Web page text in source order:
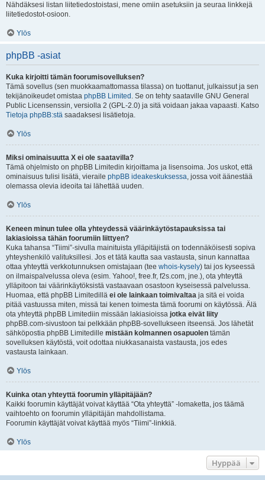
Nähdäksesi listan liitetiedostoistasi, mene omiin asetuksiin ja seuraa linkkejä
liitetiedostot-osioon.
Ylös
phpBB -asiat
Kuka kirjoitti tämän foorumisovelluksen?
Tämä sovellus (sen muokkaamattomassa tilassa) on tuottanut, julkaissut ja sen
tekijänoikeudet omistaa phpBB Limited . Se on tehty saataville GNU General
Public Licensenssin, versiolla 2 (GPL-2.0) ja sitä voidaan jakaa vapaasti. Katso
Tietoja phpBB:stä saadaksesi lisätietoja.
Ylös
Miksi ominaisuutta X ei ole saatavilla?
Tämä ohjelmisto on phpBB Limitedin kirjoittama ja lisensoima. Jos uskot, että
ominaisuus tulisi lisätä, vieraile phpBB ideakeskuksessa, jossa voit äänestää
olemassa olevia ideoita tai lähettää uuden.
Ylös
Keneen minun tulee olla yhteydessä väärinkäytöstapauksissa tai
lakiasioissa tähän foorumiin liittyen?
Kuka tahansa “Tiimi”-sivulla mainituista ylläpitäjistä on todennäköisesti sopiva
yhteyshenkilö valituksillesi. Jos et tätä kautta saa vastausta, sinun kannattaa
ottaa yhteyttä verkkotunnuksen omistajaan (tee whois-kysely) tai jos kyseessä
on ilmaispalvelussa oleva (esim. Yahoo!, free.fr, f2s.com, jne.), ota yhteyttä
ylläpitoon tai väärinkäytöksistä vastaavaan osastoon kyseisessä palvelussa.
Huomaa, että phpBB Limitedillä ei ole lainkaan toimivaltaa ja sitä ei voida
pitää vastuussa miten, missä tai kenen toimesta tämä foorumi on käytössä. Älä
ota yhteyttä phpBB Limitediin missään lakiasioissa jotka eivät liity
phpBB.com-sivustoon tai pelkkään phpBB-sovellukseen itseensä. Jos lähetät
sähköpostia phpBB Limitedille mistään kolmannen osapuolen tämän
sovelluksen käytöstä, voit odottaa niukkasanaista vastausta, jos edes
vastausta lainkaan.
Ylös
Kuinka otan yhteyttä foorumin ylläpitäjään?
Kaikki foorumin käyttäjät voivat käyttää “Ota yhteyttä” -lomaketta, jos täämä
vaihtoehto on foorumin ylläpitäjän mahdollistama.
Foorumin käyttäjät voivat käyttää myös “Tiimi”-linkkiä.
Ylös
Hyppää